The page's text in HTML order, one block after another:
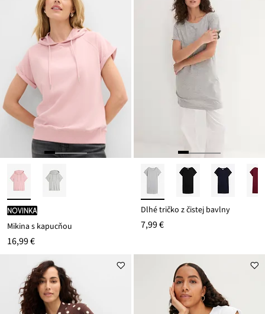
novinka
Mikina s kapucňou
16,99 €
Dlhé tričko z čistej bavlny
7,99 €